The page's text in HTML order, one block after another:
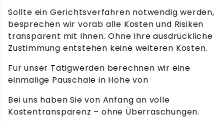
Sollte ein Gerichtsverfahren notwendig werden,
besprechen wir vorab alle Kosten und Risiken
transparent mit Ihnen. Ohne Ihre ausdrückliche
Zustimmung entstehen keine weiteren Kosten.
Für unser Tätigwerden berechnen wir eine
einmalige Pauschale in Höhe von
Bei uns haben Sie von Anfang an volle
Kostentransparenz – ohne Überraschungen.